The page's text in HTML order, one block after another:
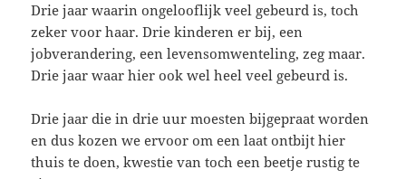
Drie jaar waarin ongelooflijk veel gebeurd is, toch
zeker voor haar. Drie kinderen er bij, een
jobverandering, een levensomwenteling, zeg maar.
Drie jaar waar hier ook wel heel veel gebeurd is.
Drie jaar die in drie uur moesten bijgepraat worden
en dus kozen we ervoor om een laat ontbijt hier
thuis te doen, kwestie van toch een beetje rustig te